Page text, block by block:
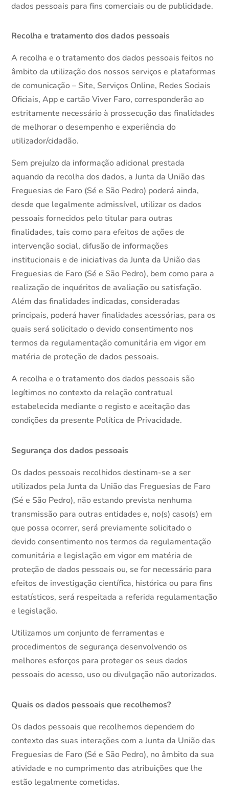
dados pessoais para fins comerciais ou de publicidade.
Recolha e tratamento dos dados pessoais
A recolha e o tratamento dos dados pessoais feitos no
âmbito da utilização dos nossos serviços e plataformas
de comunicação – Site, Serviços Online, Redes Sociais
Oficiais, App e cartão Viver Faro, corresponderão ao
estritamente necessário à prossecução das finalidades
de melhorar o desempenho e experiência do
utilizador/cidadão.
Sem prejuízo da informação adicional prestada
aquando da recolha dos dados, a Junta da União das
Freguesias de Faro (Sé e São Pedro) poderá ainda,
desde que legalmente admissível, utilizar os dados
pessoais fornecidos pelo titular para outras
finalidades, tais como para efeitos de ações de
intervenção social, difusão de informações
institucionais e de iniciativas da Junta da União das
Freguesias de Faro (Sé e São Pedro), bem como para a
realização de inquéritos de avaliação ou satisfação.
Além das finalidades indicadas, consideradas
principais, poderá haver finalidades acessórias, para os
quais será solicitado o devido consentimento nos
termos da regulamentação comunitária em vigor em
matéria de proteção de dados pessoais.
A recolha e o tratamento dos dados pessoais são
legítimos no contexto da relação contratual
estabelecida mediante o registo e aceitação das
condições da presente Política de Privacidade.
Segurança dos dados pessoais
Os dados pessoais recolhidos destinam-se a ser
utilizados pela Junta da União das Freguesias de Faro
(Sé e São Pedro), não estando prevista nenhuma
transmissão para outras entidades e, no(s) caso(s) em
que possa ocorrer, será previamente solicitado o
devido consentimento nos termos da regulamentação
comunitária e legislação em vigor em matéria de
proteção de dados pessoais ou, se for necessário para
efeitos de investigação científica, histórica ou para fins
estatísticos, será respeitada a referida regulamentação
e legislação.
Utilizamos um conjunto de ferramentas e
procedimentos de segurança desenvolvendo os
melhores esforços para proteger os seus dados
pessoais do acesso, uso ou divulgação não autorizados.
Quais os dados pessoais que recolhemos?
Os dados pessoais que recolhemos dependem do
contexto das suas interações com a Junta da União das
Freguesias de Faro (Sé e São Pedro), no âmbito da sua
atividade e no cumprimento das atribuições que lhe
estão legalmente cometidas.